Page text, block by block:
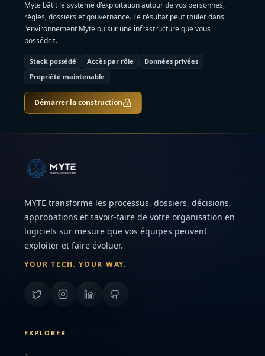
Myte bâtit le système d’exploitation autour de vos personnes,
règles, dossiers et gouvernance. Le résultat peut rouler dans
l’environnement Myte ou sur une infrastructure que vous
possédez.
Stack possédé Accès par rôle
Données privées
Propriété maintenable
Démarrer la construction
MYTE transforme les processus, dossiers, décisions,
approbations et savoir-faire de votre organisation en
logiciels sur mesure que vos équipes peuvent
exploiter et faire évoluer.
YOUR TECH. YOUR WAY.
EXPLORER